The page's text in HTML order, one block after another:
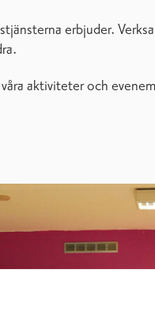
erbjuder.
aktiviteter och